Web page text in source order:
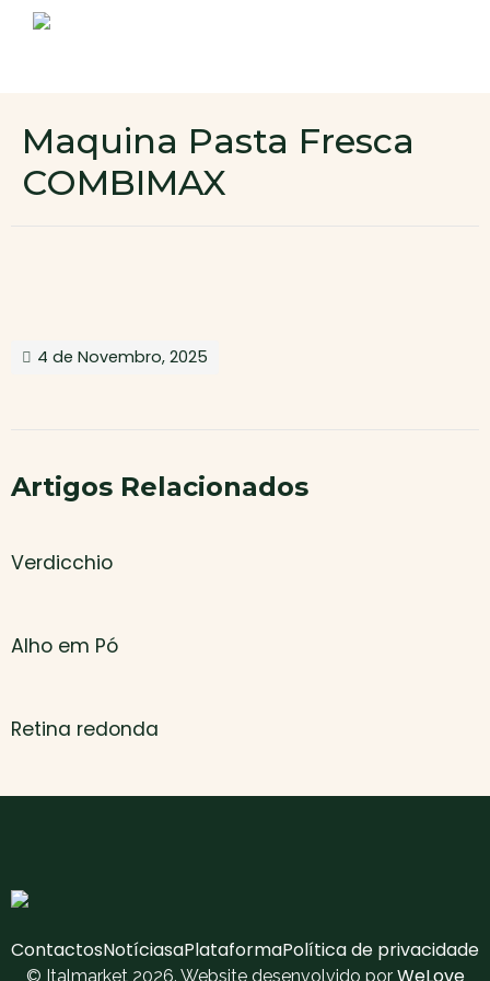
Área de cliente
Maquina Pasta Fresca
COMBIMAX
4 de Novembro, 2025
Artigos Relacionados
Verdicchio
Alho em Pó
Retina redonda
ContactosNotíciasaPlataformaPolítica de privacidade
© Italmarket 2026. Website desenvolvido por